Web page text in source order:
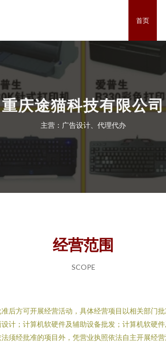
首页
重庆途猫科技有限公司
主营：广告设计、代理代办
经营范围
SCOPE
后方可开展经营活动，具体经营项目以相关部门
计；计算机软硬件及辅助设备批发；计算机软硬
法须经批准的项目外，凭营业执照依法自主开展经营